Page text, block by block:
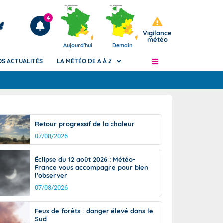
Articles
4
Aujourd'hui Demain
Vigilance
météo
de
Phénomènes dangereux de J+2 à J+7
Avertissement pluies intenses à l'échelle
des communes (Apic)
Bulletins Marine
Bulletins d'estimation du risque
d'avalanche
Météo des forêts
Vigicrues
ACTUALITÉS LA MÉTÉO DE A À Z
Retour progressif de la chaleur
07/08/2026
Éclipse du 12 août 2026 : Météo-
France vous accompagne pour bien
l'observer
07/08/2026
Feux de forêts : danger élevé dans le
Sud